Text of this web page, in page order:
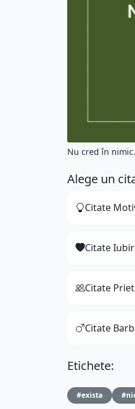
Nu cred în
Alege un
Citate
Citate
Citate
Citate
Etichete:
#exista